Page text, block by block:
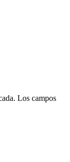
Los campos